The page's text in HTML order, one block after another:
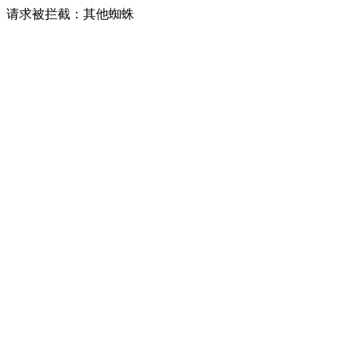
请求被拦截：其他蜘蛛